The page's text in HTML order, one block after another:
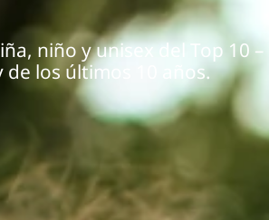
niño y unisex del Top 10 –
de los últimos 10 años.